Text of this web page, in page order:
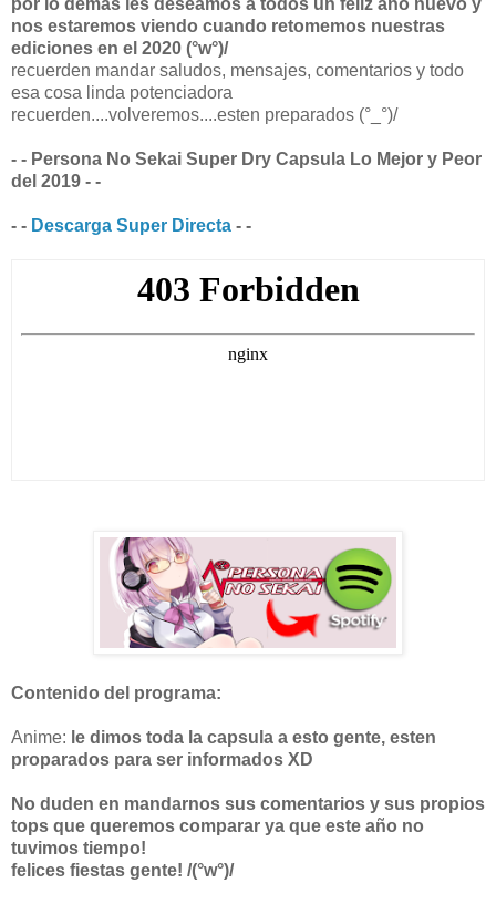
nos estaremos viendo cuando retomemos nuestras
ediciones en el 2020 (°w°)/
recuerden mandar saludos, mensajes, comentarios y todo
esa cosa linda potenciadora
recuerden....volveremos....esten preparados (°_°)/
- - Persona No Sekai Super Dry Capsula Lo Mejor y Peor
del 2019 - -
- - Descarga Super Directa - -
Contenido del programa:
Anime: le dimos toda la capsula a esto gente, esten
proparados para ser informados XD
No duden en mandarnos sus comentarios y sus propios
tops que queremos comparar ya que este año no
tuvimos tiempo!
felices fiestas gente! /(°w°)/